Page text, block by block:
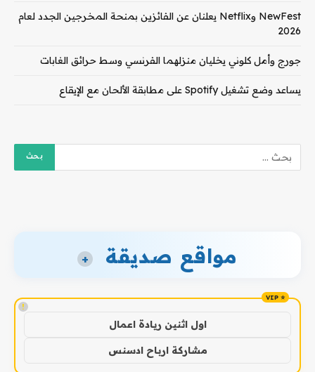
NewFest وNetflix يعلنان عن الفائزين بمنحة المخرجين الجدد لعام
2026
جورج وأمل كلوني يخليان منزلهما الفرنسي وسط حرائق الغابات
يساعد وضع تشغيل Spotify على مطابقة الألحان مع الإيقاع
مواقع صديقة +
!
اول اثنين ريادة اعمال
مشاركة ارباح ادسنس